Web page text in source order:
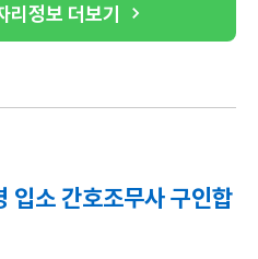
리정보 더보기
소 간호조무사 구인합